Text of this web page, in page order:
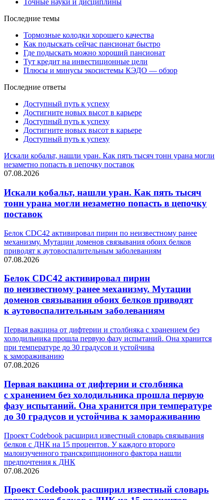
Точные науки и дисциплины
Последние темы
Тормозные колодки хорошего качества
Как подыскать сейчас пансионат быстро
Где подыскать можно хороший пансионат
Тут кредит на инвестиционные цели
Плюсы и минусы экосистемы КЭДО — обзор
Последние ответы
Доступный путь к успеху
Достигните новых высот в карьере
Доступный путь к успеху
Достигните новых высот в карьере
Доступный путь к успеху
Искали кобальт, нашли уран. Как пять тысяч тонн урана могли
незаметно попасть в цепочку поставок
07.08.2026
Искали кобальт, нашли уран. Как пять тысяч
тонн урана могли незаметно попасть в цепочку
поставок
Белок CDC42 активировал пирин по неизвестному ранее
механизму. Мутации доменов связывания обоих белков
приводят к аутовоспалительным заболеваниям
07.08.2026
Белок CDC42 активировал пирин
по неизвестному ранее механизму. Мутации
доменов связывания обоих белков приводят
к аутовоспалительным заболеваниям
Первая вакцина от дифтерии и столбняка с хранением без
холодильника прошла первую фазу испытаний. Она хранится
при температуре до 30 градусов и устойчива
к замораживанию
07.08.2026
Первая вакцина от дифтерии и столбняка
с хранением без холодильника прошла первую
фазу испытаний. Она хранится при температуре
до 30 градусов и устойчива к замораживанию
Проект Codebook расширил известный словарь связывания
белков с ДНК на 15 процентов. У каждого второго
малоизученного транскрипционного фактора нашли
предпочтения к ДНК
07.08.2026
Проект Codebook расширил известный словарь